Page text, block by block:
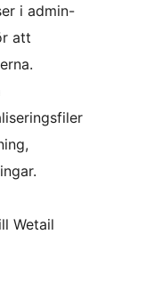
i admin-
att
Wetail